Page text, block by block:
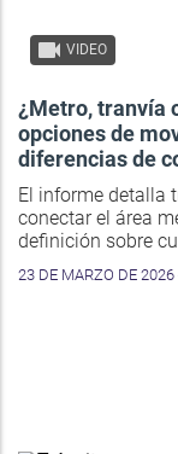
VIDEO
¿Metro, tranvía
opciones de
diferencias de
El informe detalla
conectar el área
definición sobre
23 DE MARZO DE